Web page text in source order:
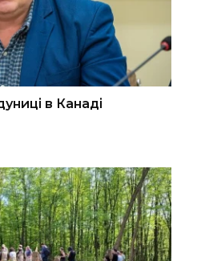
в Канаді